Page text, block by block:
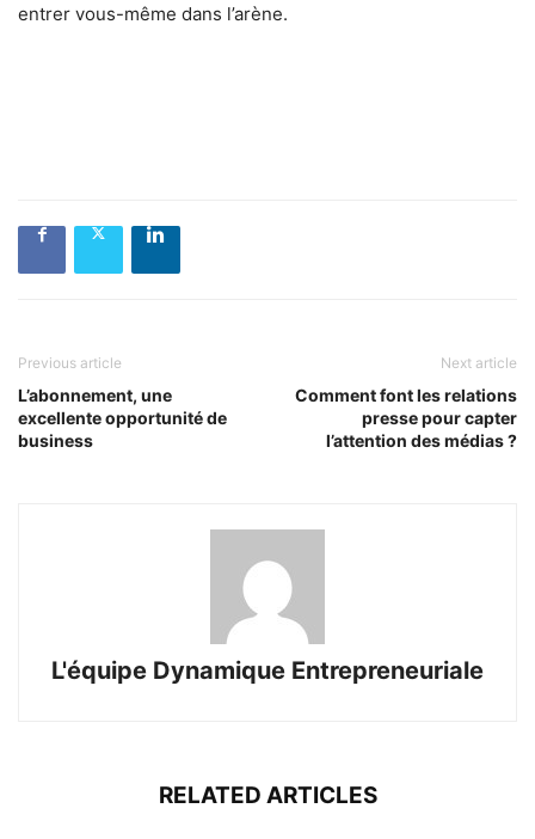
entrer vous-même dans l’arène.
Previous article
L’abonnement, une
excellente opportunité de
business
Next article
Comment font les relations
presse pour capter
l’attention des médias ?
L'équipe Dynamique Entrepreneuriale
RELATED ARTICLES